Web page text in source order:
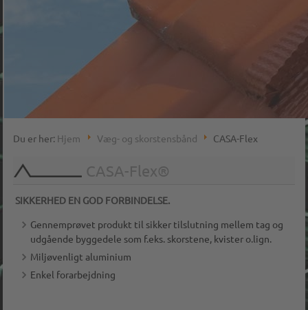
Du er her: Hjem Væg- og skorstensbånd CASA-Flex
CASA-Flex®
SIKKERHED EN GOD FORBINDELSE.
Gennemprøvet produkt til sikker tilslutning mellem tag og
udgående byggedele som f.eks. skorstene, kvister o.lign.
Miljøvenligt aluminium
Enkel forarbejdning